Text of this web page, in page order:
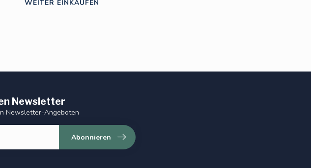
WEITER EINKAUFEN
Newsletter
Newsletter-Angeboten
Abonnieren